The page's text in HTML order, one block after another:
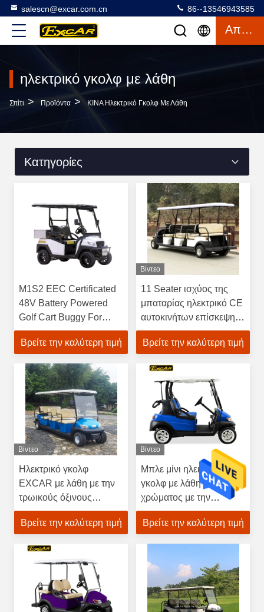
salescn@excar.com.cn 86--13546943585
Απόσπασμα
ηλεκτρικό γκολφ με λάθη
Σπίτι > Προϊόντα > ΚΙΝΑ Ηλεκτρικό Γκολφ Με Λάθη
Κατηγορίες
M1S2 EEC Certificated
48V Battery Powered
Golf Cart Buggy For
Hotel
Βρείτε την καλύτερη τιμή
Βίντεο
11 Seater ισχύος της
μπαταρίας ηλεκτρικό CE
αυτοκινήτων επίσκεψης
γκολφ με λάθη,
ηλεκτρικό εγκεκριμένο
Βρείτε την καλύτερη τιμή
Βίντεο
Ηλεκτρικό γκολφ
EXCAR με λάθη με την
τρωικούς όξινους
μπαταρία/τον ελεγκτή
του Curtis
Βρείτε την καλύτερη τιμή
Βίντεο
Μπλε μίνι ηλεκτρικό
γκολφ με λάθη 48V
χρώματος με την
τρωικούς μπαταρία/τον
ελεγκτή του Curtis
Βρείτε την καλύτερη τιμή